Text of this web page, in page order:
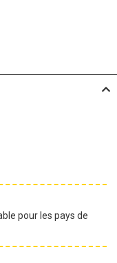
pour les pays de